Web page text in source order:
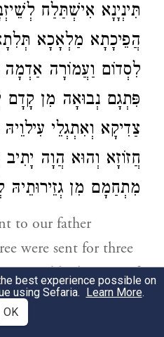
תִּינְיָנָא אִישְׁתַּלַח
הֲפֵיכָתָא מַלְאָכָא
לִסְדוֹם וַעֲמוֹרָה אַדְמָה
פִּתְגָם נְבוּאָה מִן קָדָם
צַדִיקָא וְאִתְגְלֵי
חֲזוֹזָא וְהוּא הֲוָה
מִתְחַמָם מִן גְזֵירוּתֵיהּ
to our father
were sent for three
possible that one of
be sent for more
angel was sent to
best experience possible on
using Sefaria. Learn More.
OK